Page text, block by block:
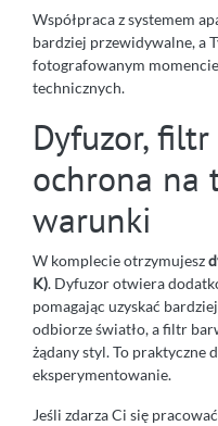
Współpraca z systemem
bardziej przewidywalne, a
fotografowanym
technicznych.
Dyfuzor,
ochrona na
warunki
W komplecie otrzymujesz
K). Dyfuzor otwiera
pomagając uzyskać
odbiorze światło, a filtr
żądany styl. To praktyczne
eksperymentowanie.
Jeśli zdarza Ci się